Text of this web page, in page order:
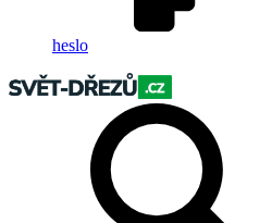
heslo